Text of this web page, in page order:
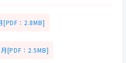
[PDF：2.8MB]
[PDF：2.5MB]